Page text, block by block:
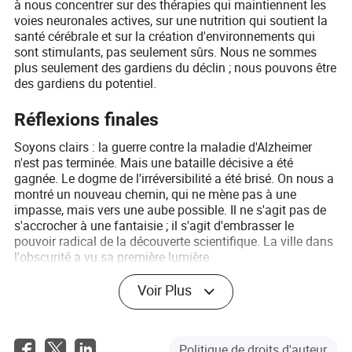
à nous concentrer sur des thérapies qui maintiennent les
voies neuronales actives, sur une nutrition qui soutient la
santé cérébrale et sur la création d'environnements qui
sont stimulants, pas seulement sûrs. Nous ne sommes
plus seulement des gardiens du déclin ; nous pouvons être
des gardiens du potentiel.
Réflexions finales
Soyons clairs : la guerre contre la maladie d'Alzheimer
n'est pas terminée. Mais une bataille décisive a été
gagnée. Le dogme de l'irréversibilité a été brisé. On nous a
montré un nouveau chemin, qui ne mène pas à une
impasse, mais vers une aube possible. Il ne s'agit pas de
s'accrocher à une fantaisie ; il s'agit d'embrasser le
pouvoir radical de la découverte scientifique. La ville dans
l'obscurité a vu sa première lumière.
Que signifie cette nouvelle vague d'espoir pour vous et
votre famille ? Nous serions ravis de connaître vos
Voir Plus